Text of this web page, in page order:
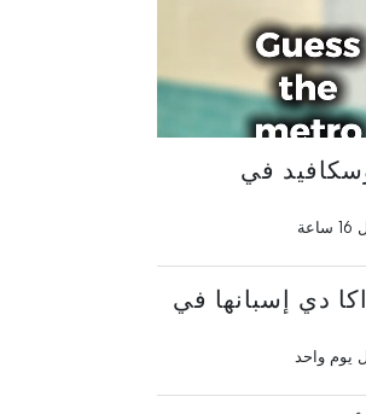
في
دي إسبانها في
يوم واحد